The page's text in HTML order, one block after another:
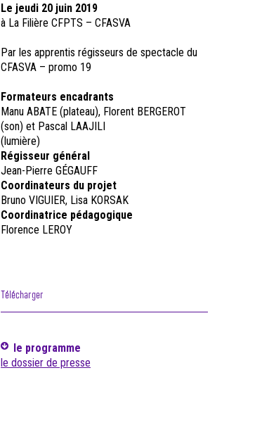
Le jeudi 20 juin 2019
à La Filière CFPTS – CFASVA
Par les apprentis régisseurs de spectacle du
CFASVA – promo 19
Formateurs encadrants
Manu ABATE (plateau), Florent BERGEROT
(son) et Pascal LAAJILI
(lumière)
Régisseur général
Jean-Pierre GÉGAUFF
Coordinateurs du projet
Bruno VIGUIER, Lisa KORSAK
Coordinatrice pédagogique
Florence LEROY
Télécharger
le programme
le dossier de presse